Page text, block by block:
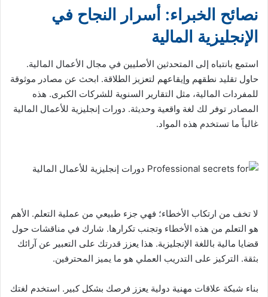
نصائح الخبراء: أسرار النجاح في
الإنجليزية المالية
استمع بانتباه إلى المتحدثين الأصليين في مجال الأعمال المالية.
حاول تقليد نطقهم وإيقاعهم لتعزيز الطلاقة. ابحث عن مصادر موثوقة
للمفردات المالية، مثل التقارير السنوية للشركات الكبرى. هذه
المصادر توفر لك لغة واقعية وحديثة. دورات إنجليزية للأعمال المالية
غالباً ما تستخدم هذه المواد.
لا تخف من ارتكاب الأخطاء؛ فهي جزء طبيعي من عملية التعلم. الأهم
هو التعلم من هذه الأخطاء وتجنب تكرارها. شارك في مناقشات حول
قضايا مالية باللغة الإنجليزية. هذا يعزز قدرتك على التعبير عن آرائك
بثقة. التركيز على التدريب العملي هو ما يميز المحترفين.
بناء شبكة علاقات مهنية دولية يعزز فرصك بشكل كبير. استخدم لغتك